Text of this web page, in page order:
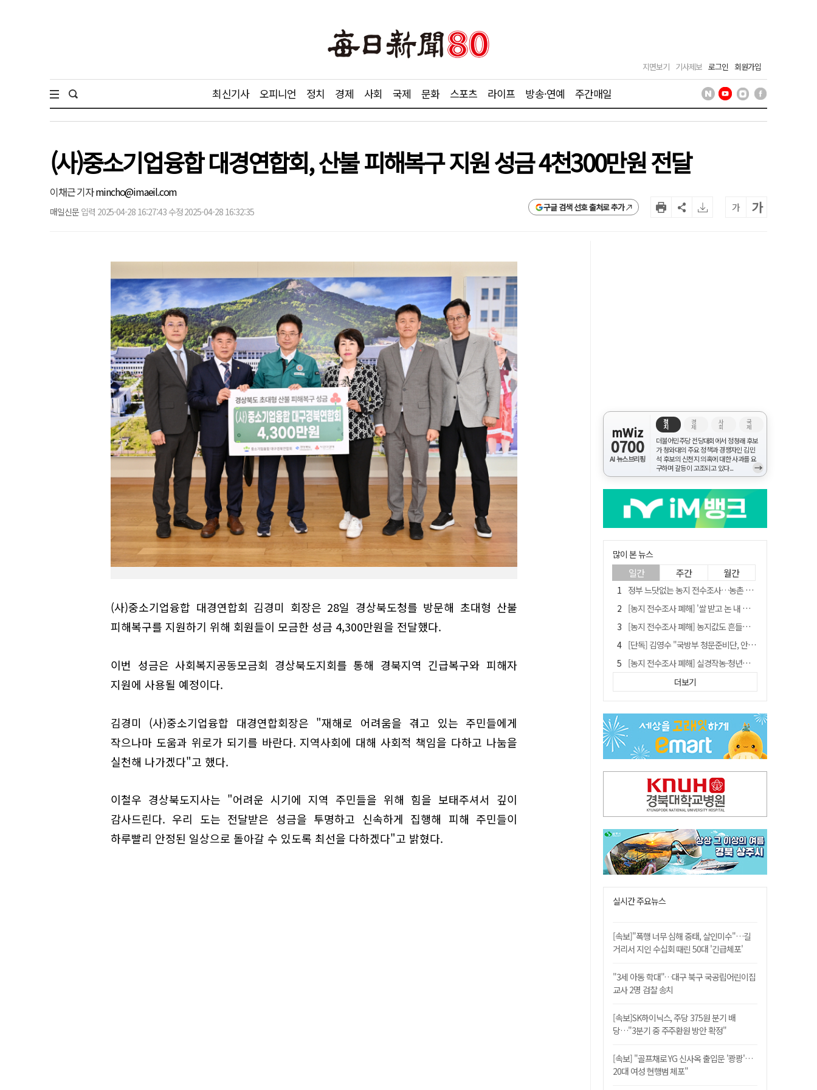
지면보기 기사제보 로그인 회원가입
최신기사 오피니언 정치 경제 사회 국제 문화 스포츠 라이프 방송·연예 주간매일
(사)중소기업융합 대경연합회, 산불 피해복구 지원 성금 4천300만원 전달
이채근 기자mincho@imaeil.com
매일신문 입력 2025-04-28 16:27:43 수정 2025-04-28 16:32:35 구글 검색 선호 출처로 추가 가 가
(사)중소기업융합 대경연합회 김경미 회장은 28일 경상북도청를 방문해 초대형 산불
피해복구를 지원하기 위해 회원들이 모금한 성금 4,300만원을 전달했다.
이번 성금은 사회복지공동모금회 경상북도지회를 통해 경북지역 긴급복구와 피해자
지원에 사용될 예정이다.
김경미 (사)중소기업융합 대경연합회장은 "재해로 어려움을 겪고 있는 주민들에게
작으나마 도움과 위로가 되기를 바란다. 지역사회에 대해 사회적 책임을 다하고 나눔을
실천해 나가겠다"고 했다.
이철우 경상북도지사는 "어려운 시기에 지역 주민들을 위해 힘을 보태주셔서 깊이
감사드린다. 우리 도는 전달받은 성금을 투명하고 신속하게 집행해 피해 주민들이
하루빨리 안정된 일상으로 돌아갈 수 있도록 최선을 다하겠다"고 밝혔다.
mWiz
0700
AI 뉴스브리핑
정
치
경
제
사
회
국
제
더불어민주당 전당대회에서 정청래 후보
가 청와대의 주요 정책과 경쟁자인 김민
석 후보의 신천지 의혹에 대한 사과를 요
구하며 갈등이 고조되고 있다...
→
많이 본 뉴스
일간 주간 월간
정부 느닷없는 농지 전수조사…농촌 들쑤시는 '경자유전'의 칼날
[농지 전수조사 폐해] '쌀 받고 논 내 준' 도지농 이제 어쩌나?
[농지 전수조사 폐해] 농지값도 흔들리나…"도지 막히면 헐값 매물 나올 수도"
[단독] 김영수 "국방부 청문준비단, 안규백 탈영 알고있었다"
[농지 전수조사 폐해] 실경작농·청년농 부담도 커진다
[기고] 대구 미래는 금호강·팔공산에 있다
타는 목마름 청도, 해 저문 저수지 둑에 군수가 서 있었다
"상법개정해도 주주가 '봉'"…하이닉스 솔리다임 상장설에 술렁[개미와글와글]
임시휴업 들어갔던 홈플러스 영주점, 7일 영업 재개…지하 1층만 운영
더보기
실시간 주요뉴스
[속보]"폭행 너무 심해 중태, 살인미수"…길
거리서 지인 수십회 때린 50대 '긴급체포'
"3세 아동 학대"…대구 북구 국공립어린이집
교사 2명 검찰 송치
[속보]SK하이닉스, 주당 375원 분기 배
당…"3분기 중 주주환원 방안 확정"
[속보] "골프채로 YG 신사옥 출입문 '쾅쾅'…
20대 여성 현행범 체포"